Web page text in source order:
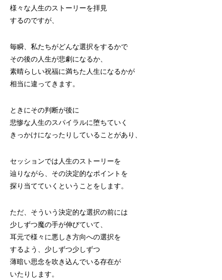
様々な人生のストーリーを拝見
するのですが、
毎瞬、私たちがどんな選択をするかで
その後の人生が悲劇になるか、
素晴らしい祝福に満ちた人生になるかが
相当に違ってきます。
ときにその判断が後に
悲惨な人生のスパイラルに堕ちていく
きっかけになったりしていることがあり、
セッションでは人生のストーリーを
辿りながら、その決定的なポイントを
探り当てていくということをします。
ただ、そういう決定的な選択の前には
少しずつ魔の手が伸びていて、
耳元で様々に悪しき方向への選択を
するよう、少しずつ少しずつ
薄暗い思念を吹き込んでいる存在が
いたりします。